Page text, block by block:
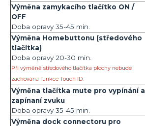
Výměna zamykacího tlačítko ON /
OFF
Doba opravy 35-45 min.
Výměna Homebuttonu (středového
tlačítka)
Doba opravy 20-30 min.
Při výměně středového tlačítka plochy nebude
zachována funkce Touch ID.
Výměna tlačítka mute pro vypínání a
zapínaní zvuku
Doba opravy 35-45 min.
Výměna dock connectoru pro